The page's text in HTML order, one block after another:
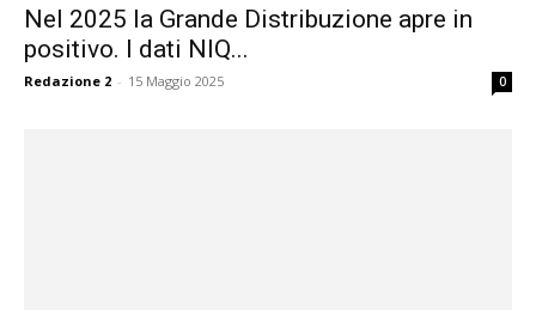
Nel 2025 la Grande Distribuzione apre in
positivo. I dati NIQ...
Redazione 2 - 15 Maggio 2025 0